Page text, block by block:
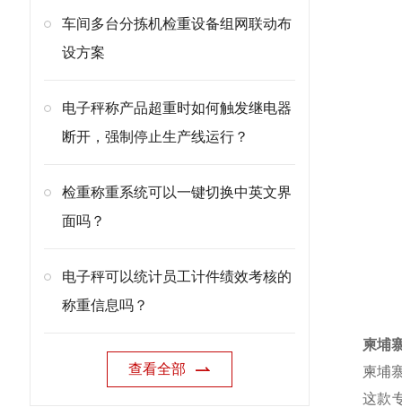
车间多台分拣机检重设备组网联动布
设方案
电子秤称产品超重时如何触发继电器
断开，强制停止生产线运行？
检重称重系统可以一键切换中英文界
面吗？
电子秤可以统计员工计件绩效考核的
称重信息吗？
查看全部
柬埔
柬埔
这款